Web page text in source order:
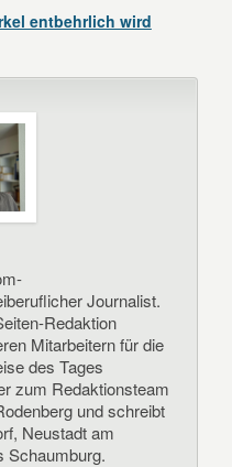
entbehrlich wird
Journalist.
Redaktion
Mitarbeitern für die
des Tages
zum Redaktionsteam
und schreibt
Neustadt am
Schaumburg.